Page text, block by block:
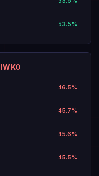
53.5%
46.5%
45.7%
45.6%
45.5%